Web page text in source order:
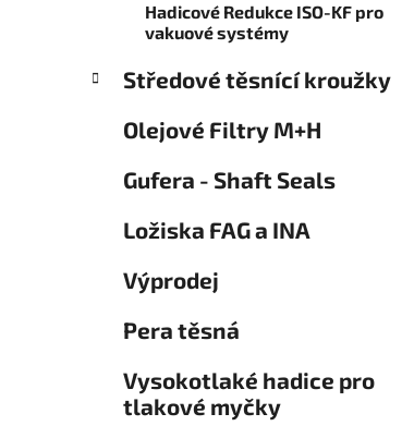
Hadicové Redukce ISO-KF pro
vakuové systémy
Středové těsnící kroužky
Olejové Filtry M+H
Gufera - Shaft Seals
Ložiska FAG a INA
Výprodej
Pera těsná
Vysokotlaké hadice pro
tlakové myčky